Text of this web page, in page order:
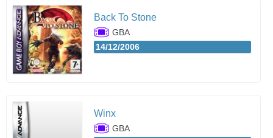
Back To Stone
GBA
14/12/2006
Winx
GBA